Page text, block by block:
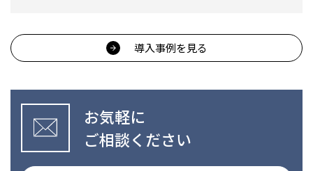
導入事例を見る
お気軽に
ご相談ください